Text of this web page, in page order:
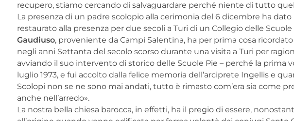
recupero, stiamo cercando di salvaguardare perché niente di tutto
La presenza di un padre scolopio alla cerimonia del 6 dicembre ha
restaurato alla presenza per due secoli a Turi di un Collegio delle
Gaudiuso, proveniente da Campi Salentina, ha per prima cosa ricordato
negli anni Settanta del secolo scorso durante una visita a Turi per
avviando il suo intervento di storico delle Scuole Pie – perché la prima
luglio 1973, e fui accolto dalla felice memoria dell’arciprete Ingellis e
Scolopi non se ne sono mai andati, tutto è rimasto com’era sia come
anche nell’arredo».
La nostra bella chiesa barocca, in effetti, ha il pregio di essere,